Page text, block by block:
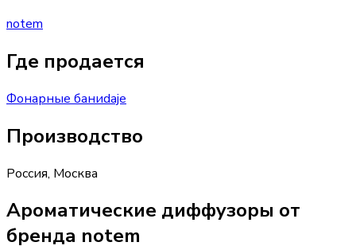
notem
Где продается
Фонарные баниdaje
Производство
Россия, Москва
Ароматические диффузоры от
бренда notem